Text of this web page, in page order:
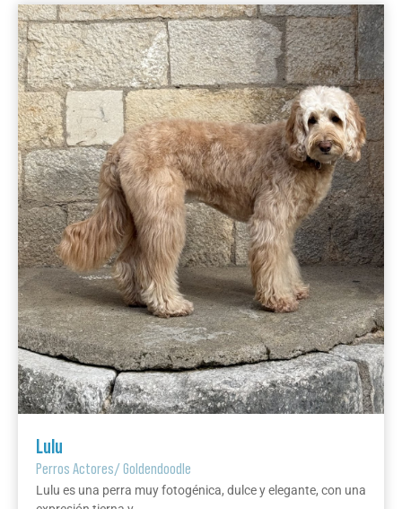
Lulu
Perros Actores/Goldendoodle
Lulu es una perra muy fotogénica, dulce y elegante, con una